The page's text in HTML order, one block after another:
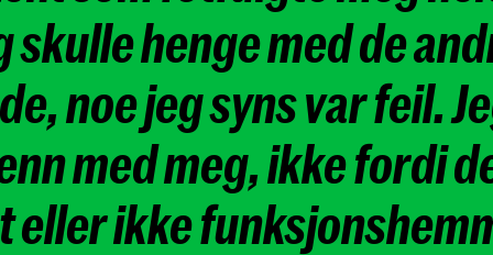
skulle henge med de
noe jeg syns var feil.
med meg, ikke fordi
eller ikke